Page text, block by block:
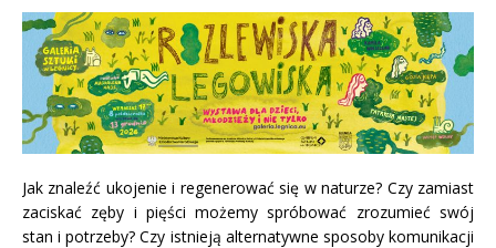
Jak znaleźć ukojenie i regenerować się w naturze? Czy zamiast
zaciskać zęby i pięści możemy spróbować zrozumieć swój
stan i potrzeby? Czy istnieją alternatywne sposoby komunikacji